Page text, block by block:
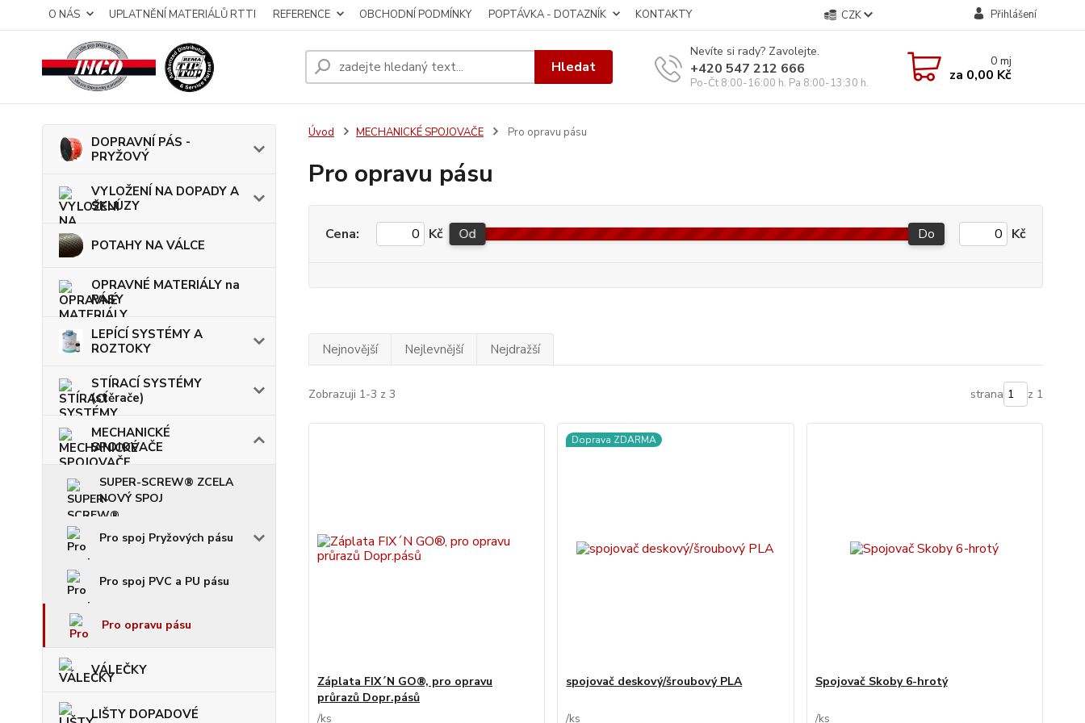
O NÁS UPLATNĚNÍ MATERIÁLŮ RTTI REFERENCE OBCHODNÍ PODMÍNKY POPTÁVKA - DOTAZNÍK KONTAKTY CZK Přihlášení
Hledat
Nevíte si rady? Zavolejte.
+420 547 212 666
Po-Čt 8:00-16:00 h. Pa 8:00-13:30 h.
0mj
za 0,00 Kč
DOPRAVNÍ PÁS -
PRYŽOVÝ
VYLOŽENÍ NA DOPADY A
SKLUZY
POTAHY NA VÁLCE
OPRAVNÉ MATERIÁLY na
PÁSY
LEPÍCÍ SYSTÉMY A
ROZTOKY
STÍRACÍ SYSTÉMY
(stěrače)
MECHANICKÉ
SPOJOVAČE
SUPER-SCREW® ZCELA
NOVÝ SPOJ
Pro spoj Pryžových pásu
Pro spoj PVC a PU pásu
Pro opravu pásu
VÁLEČKY
LIŠTY DOPADOVÉ
Úvod MECHANICKÉ SPOJOVAČE Pro opravu pásu
Pro opravu pásu
Cena: Kč Od Do Kč
Nejnovější Nejlevnější Nejdražší
Zobrazuji 1-3 z 3 strana z 1
Záplata FIX´N GO®, pro opravu
průrazů Dopr.pásů
/ks
Doprava ZDARMA
spojovač deskový/šroubový PLA
/ks
Spojovač Skoby 6-hrotý
/ks